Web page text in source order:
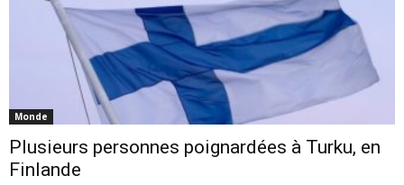
Monde
Plusieurs personnes poignardées à Turku, en
Finlande